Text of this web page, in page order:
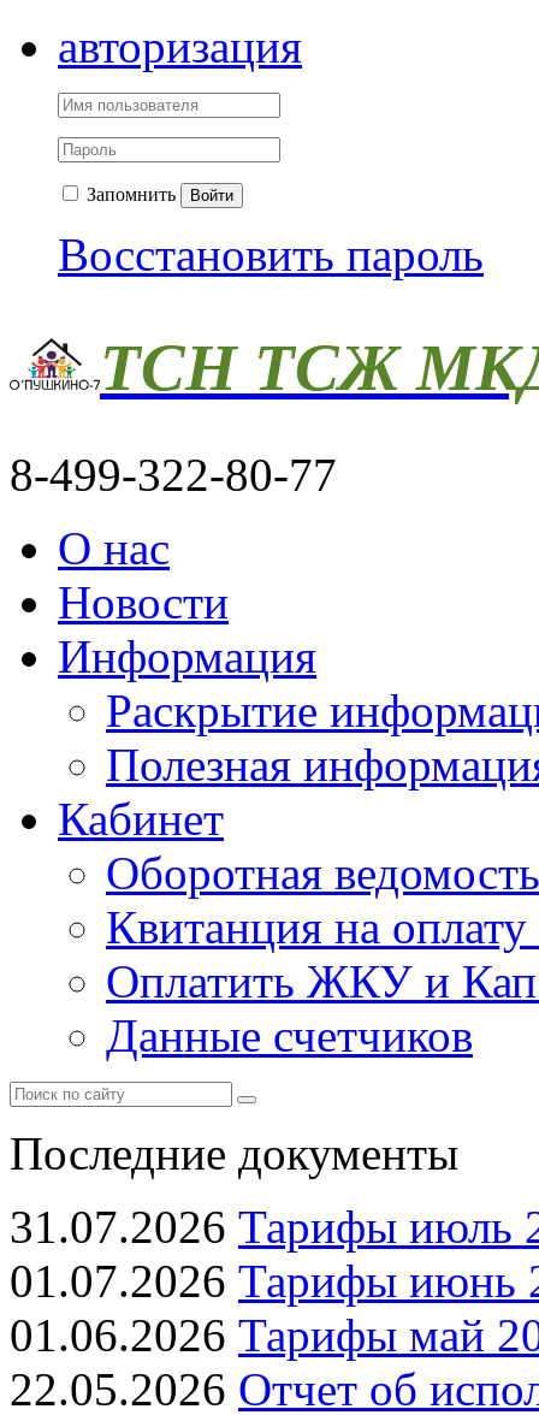
авторизация
Запомнить Войти
Восстановить пароль
ТСН ТСЖ
8-499-322-80-77
О нас
Новости
Информация
Раскрытие
Полезная
Кабинет
Оборотная ведомость
Квитанция на
Оплатить ЖКУ и
Данные счетчиков
Последние документы
31.07.2026 Тарифы июль
01.07.2026 Тарифы июнь
01.06.2026 Тарифы май
22.05.2026 Отчет об